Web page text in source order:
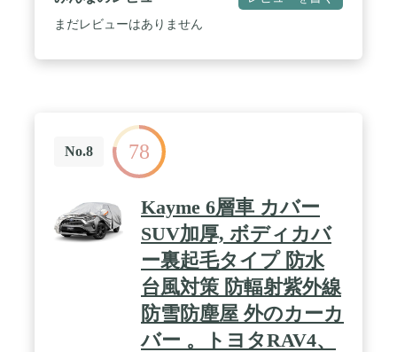
葉、花粉、酸性雨、紫外線、暑い太陽、暴風雨な
ど。 / 〖商品詳細です〗 -1:Holthlyカーカバーには3
カーカバーには6つの反射ストリップがあり、夜間
に車にぶつからないように人々に思い出させます。
/ 〖ユニバーサルフィット〗-車のカバーはほぼすべ
てのSUVセデンハッチバックに適合し、サイズ指定
から選択でき、ボンネットの下のゴムバンドのデザ
インにより、カバーがボディによりよくフィットし
ます。 / 〖ホルスリーウォームリマインダー〗-
1.plsはカバーを使用する前に車の表面をきれいにし
ます。 2.あなたの車によりよく適応するために、い
くつかのモデルはミラーポケットを持っていませ
ん、示されている最初の画像を観察してください。
3. Holthlyは12ヶ月の保証を提供します。 何か問題
があれば、いつでも私たちに連絡してください、そ
して私たちはそれらを最初に解決するために最善を
まだレビューはありません
No.8 78
Kayme 6層車 カバー
SUV加厚, ボディカバ
ー裏起毛タイプ 防水
台風対策 防輻射紫外線
防雪防塵屋 外のカーカ
バー 。トヨタRAV4、